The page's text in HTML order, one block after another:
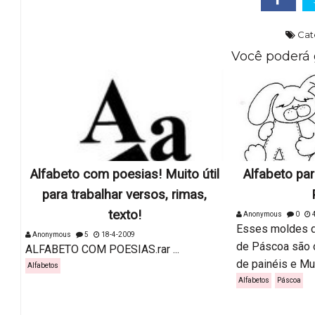
Você
Alfabeto com poesias! Muito útil
para trabalhar versos, rimas,
texto!
Anonymous 5 18-4-2009
ALFABETO COM POESIAS.rar ...
Alfabetos
Alfabeto
Anonymous 0
Esses moldes
de Páscoa são
de painéis e
Alfabetos Páscoa